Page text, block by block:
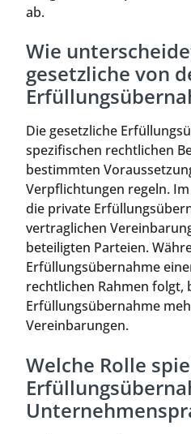
ab.
Wie
gesetzliche von
Die gesetzliche
spezifischen rechtlichen
bestimmten
Verpflichtungen regeln.
die private
vertraglichen
beteiligten Parteien.
Erfüllungsübernahme
rechtlichen Rahmen folgt,
Erfüllungsübernahme
Vereinbarungen.
Welche Rolle